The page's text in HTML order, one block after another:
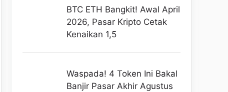
BTC ETH Bangkit! Awal April
2026, Pasar Kripto Cetak
Kenaikan 1,5
Waspada! 4 Token Ini Bakal
Banjir Pasar Akhir Agustus